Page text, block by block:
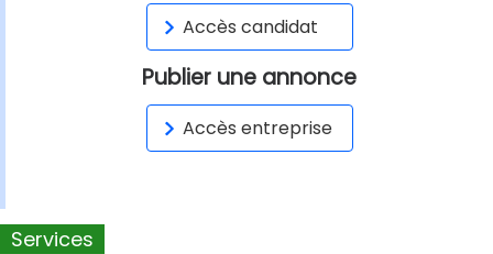
Accès candidat
Publier une annonce
Accès entreprise
Services